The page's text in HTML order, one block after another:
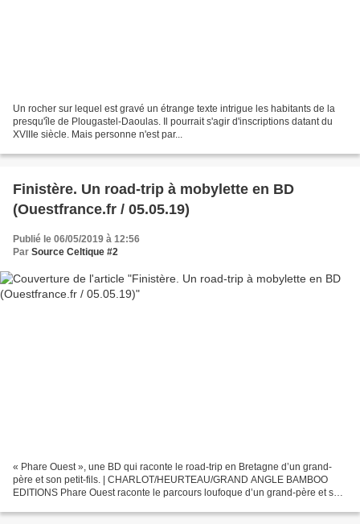
Un rocher sur lequel est gravé un étrange texte intrigue les habitants de la
presqu'île de Plougastel-Daoulas. Il pourrait s'agir d'inscriptions datant du
XVIIIe siècle. Mais personne n'est par...
Finistère. Un road-trip à mobylette en BD
(Ouestfrance.fr / 05.05.19)
Publié le 06/05/2019 à 12:56
Par Source Celtique #2
« Phare Ouest », une BD qui raconte le road-trip en Bretagne d’un grand-
père et son petit-fils. | CHARLOT/HEURTEAU/GRAND ANGLE BAMBOO
EDITIONS Phare Ouest raconte le parcours loufoque d’un grand-père et son